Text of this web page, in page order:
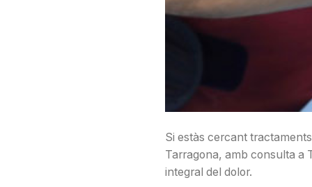
Si estàs cercant
Tarragona, amb consulta a
integral del dolor.